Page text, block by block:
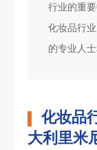
行业的重
化妆品行
的专业人
化妆品
大利里米